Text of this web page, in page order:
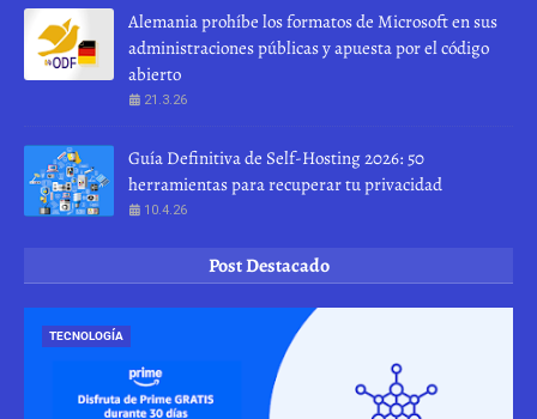
Alemania prohíbe los formatos de Microsoft en sus
administraciones públicas y apuesta por el código
abierto
21.3.26
Guía Definitiva de Self-Hosting 2026: 50
herramientas para recuperar tu privacidad
10.4.26
Post Destacado
TECNOLOGÍA